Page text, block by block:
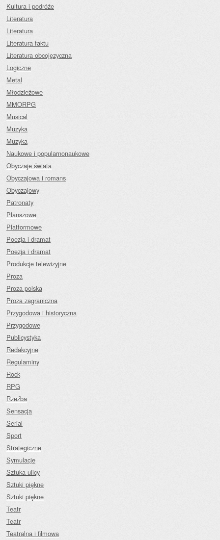
Kultura i podróże
Literatura
Literatura
Literatura faktu
Literatura obcojęzyczna
Logiczne
Metal
Młodzieżowe
MMORPG
Musical
Muzyka
Muzyka
Naukowe i popularnonaukowe
Obyczaje świata
Obyczajowa i romans
Obyczajowy
Patronaty
Planszowe
Platformowe
Poezja i dramat
Poezja i dramat
Produkcje telewizyjne
Proza
Proza polska
Proza zagraniczna
Przygodowa i historyczna
Przygodowe
Publicystyka
Redakcyjne
Regulaminy
Rock
RPG
Rzeźba
Sensacja
Serial
Sport
Strategiczne
Symulacje
Sztuka ulicy
Sztuki piękne
Sztuki piękne
Teatr
Teatr
Teatralna i filmowa